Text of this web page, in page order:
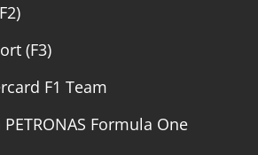
(F3)
F1 Team
Formula One